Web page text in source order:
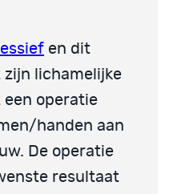
en dit
zijn lichamelijke
operatie
handen aan
De operatie
resultaat